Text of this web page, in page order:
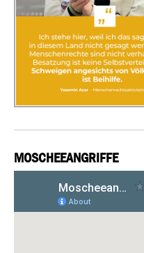
MOSCHEEANGRIFFE